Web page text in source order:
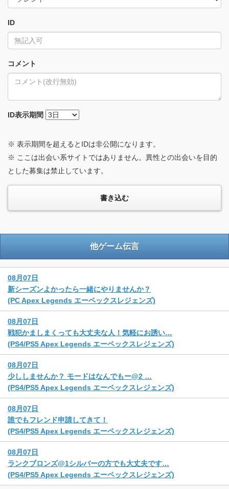
ID
コメント
ID表示期間
※ 表示期間を超えるとIDは非公開になります。
※ ここは出会い系サイトではありません。異性との出会いを目的
とした募集は禁止しています。
他ゲーム伝言
08月07日
新シーズンよかったら一緒にやりませんか？
(PC Apex Legends エーペックスレジェンズ)
08月07日
戦犯かましまくっても大丈夫な人！気軽にお誘い…
(PS4/PS5 Apex Legends エーペックスレジェンズ)
08月07日
少ししませんか？ モードはなんでもー@2 …
(PS4/PS5 Apex Legends エーペックスレジェンズ)
08月07日
誰でもフレンド申請してきて！
(PS4/PS5 Apex Legends エーペックスレジェンズ)
08月07日
ランクブロンズ@1シルバーの方でも大丈夫です…
(PS4/PS5 Apex Legends エーペックスレジェンズ)